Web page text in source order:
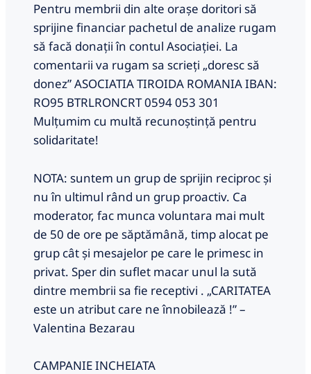
Pentru membrii din alte orașe doritori să
sprijine financiar pachetul de analize rugam
să facă donații în contul Asociației. La
comentarii va rugam sa scrieți „doresc să
donez” ASOCIATIA TIROIDA ROMANIA IBAN:
RO95 BTRLRONCRT 0594 053 301
Mulțumim cu multă recunoștință pentru
solidaritate!
NOTA: suntem un grup de sprijin reciproc și
nu în ultimul rând un grup proactiv. Ca
moderator, fac munca voluntara mai mult
de 50 de ore pe săptămână, timp alocat pe
grup cât și mesajelor pe care le primesc in
privat. Sper din suflet macar unul la sută
dintre membrii sa fie receptivi . „CARITATEA
este un atribut care ne înnobilează !” –
Valentina Bezarau
CAMPANIE INCHEIATA